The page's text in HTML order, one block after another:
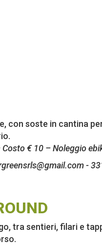
con soste in cantina
€ 10 – Noleggio
-
tra sentieri, filari e